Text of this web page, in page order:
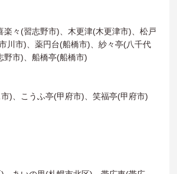
楽々(習志野市)、木更津(木更津市)、松戸
川市)、薬円台(船橋市)、紗々亭(八千代
野市)、船橋亭(船橋市)
)、こうふ亭(甲府市)、笑福亭(甲府市)